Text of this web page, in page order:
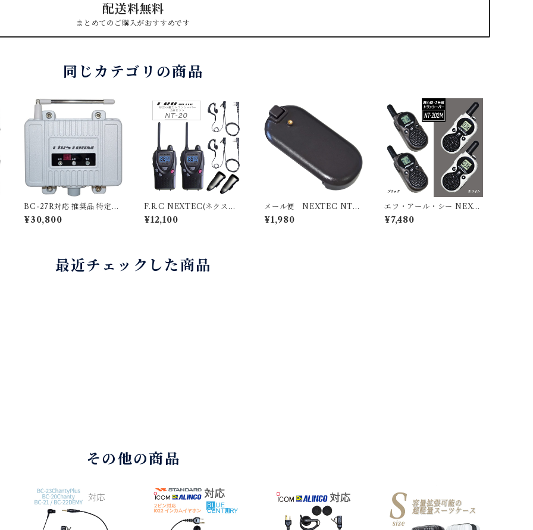
配送料無料
まとめてのご購入がおすすめです
同じカテゴリの商品
BC-27R対応 推奨品 特定小
電力トランシーバー用 中継
器（通話エリアを拡大して
¥30,800
F.R.C NEXTEC(ネクステ
ック) 2台セット 特定小電力
トランシーバー NT-20 エ
¥12,100
メール便 NEXTEC NT-2
02BT 超小型特定小電力ト
ランシーバー : NT-202M
¥1,980
エフ・アール・シー NEXT
EC NT-202M 超小型・軽
量 特定小電力トランシーバ
¥7,480
最近チェックした商品
その他の商品